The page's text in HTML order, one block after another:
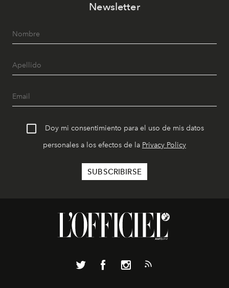
Newsletter
Doy mi consentimiento para el uso de mis datos
personales a los efectos de la Privacy Policy